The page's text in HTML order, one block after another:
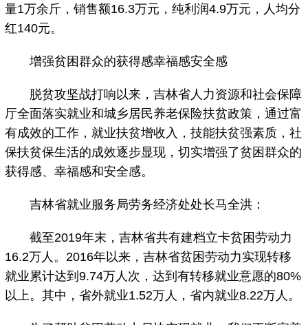
量1万余斤，销售额16.3万元，纯利润4.9万元，人均分
红140元。
增强贫困群众的获得感幸福感安全感
脱贫攻坚战打响以来，吉林省人力资源和社会保障
厅全面落实就业和城乡居民养老保险扶贫政策，通过富
有成效的工作，就业扶贫增收入，技能扶贫强素质，社
保扶贫保生活的成效逐步显现，切实增强了贫困群众的
获得感、幸福感和安全感。
吉林省就业服务局劳务经济处处长马全洪：
截至2019年末，吉林省共有建档立卡贫困劳动力
16.2万人。2016年以来，吉林省贫困劳动力实现转移
就业累计达到9.74万人次，达到有转移就业意愿的80%
以上。其中，省外就业1.52万人，省内就业8.22万人。